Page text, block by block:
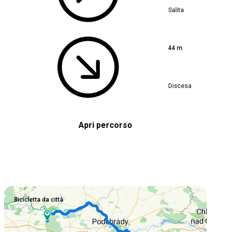
Salita
44 m
Discesa
Apri percorso
Bicicletta da città